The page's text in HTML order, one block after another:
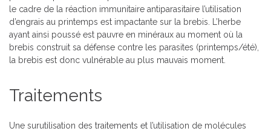
le cadre de la réaction immunitaire antiparasitaire l’utilisation
d’engrais au printemps est impactante sur la brebis. L’herbe
ayant ainsi poussé est pauvre en minéraux au moment où la
brebis construit sa défense contre les parasites (printemps/été),
la brebis est donc vulnérable au plus mauvais moment.
Traitements
Une surutilisation des traitements et l’utilisation de molécules